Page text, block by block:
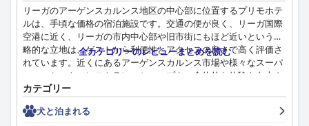
リーガのアーゲンスカルンス地区の中心部に位置するプリモホテ
ルは、手頃な価格の宿泊施設です。交通の便が良く、リーガ国際
空港に近く、リーガの市内中心部や旧市街にもほど近いという戦
略的な立地は、ゲストから利便性とアクセスの良さで高く評価さ
れています。近くにあるアーゲンスカルンス市場や様々なスーパ
ーマーケット、レストラン、ショップも、全体的な体験を向上さ
せる要素として評価されています。ホテルは、静かで穏やかな郊
外に位置し、無料駐車場も完備しているため、便利で落ち着ける
環境を提供しています。
全カテゴリーのレビューまとめを読む
カテゴリー
犬と泊まれる